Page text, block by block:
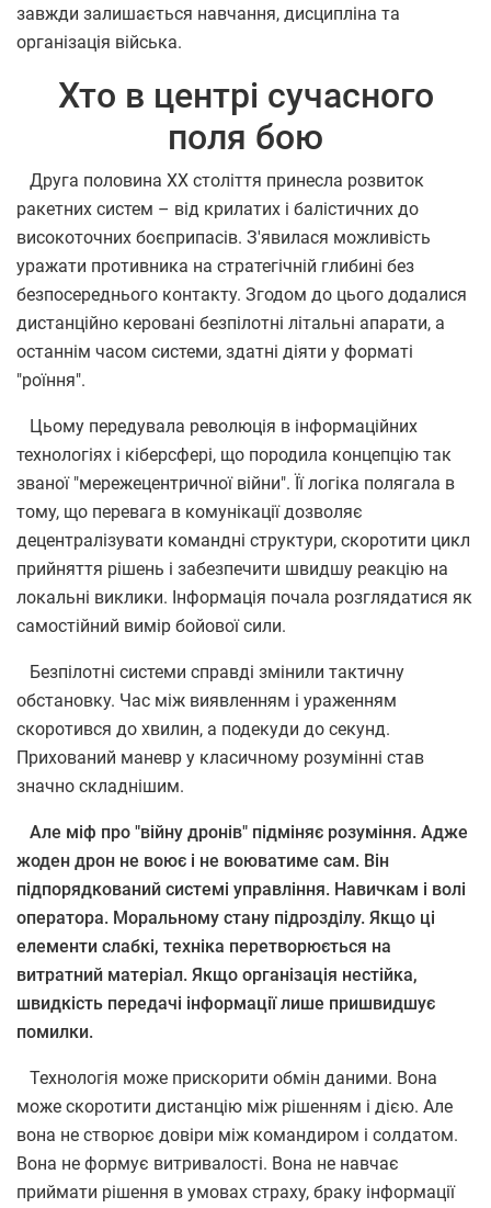
завжди залишається навчання, дисципліна та
організація війська.
Хто в центрі сучасного
поля бою
Друга половина ХХ століття принесла розвиток
ракетних систем – від крилатих і балістичних до
високоточних боєприпасів. З'явилася можливість
уражати противника на стратегічній глибині без
безпосереднього контакту. Згодом до цього додалися
дистанційно керовані безпілотні літальні апарати, а
останнім часом системи, здатні діяти у форматі
"роїння".
Цьому передувала революція в інформаційних
технологіях і кіберсфері, що породила концепцію так
званої "мережецентричної війни". Її логіка полягала в
тому, що перевага в комунікації дозволяє
децентралізувати командні структури, скоротити цикл
прийняття рішень і забезпечити швидшу реакцію на
локальні виклики. Інформація почала розглядатися як
самостійний вимір бойової сили.
Безпілотні системи справді змінили тактичну
обстановку. Час між виявленням і ураженням
скоротився до хвилин, а подекуди до секунд.
Прихований маневр у класичному розумінні став
значно складнішим.
Але міф про "війну дронів" підміняє розуміння. Адже
жоден дрон не воює і не воюватиме сам. Він
підпорядкований системі управління. Навичкам і волі
оператора. Моральному стану підрозділу. Якщо ці
елементи слабкі, техніка перетворюється на
витратний матеріал. Якщо організація нестійка,
швидкість передачі інформації лише пришвидшує
помилки.
Технологія може прискорити обмін даними. Вона
може скоротити дистанцію між рішенням і дією. Але
вона не створює довіри між командиром і солдатом.
Вона не формує витривалості. Вона не навчає
приймати рішення в умовах страху, браку інформації